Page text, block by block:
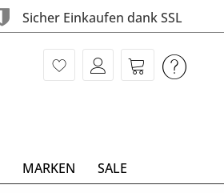
Sicher Einkaufen dank SSL
MARKEN SALE